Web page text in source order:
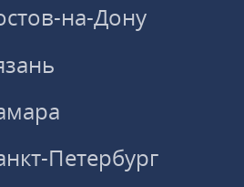
на-Дону
Петербург